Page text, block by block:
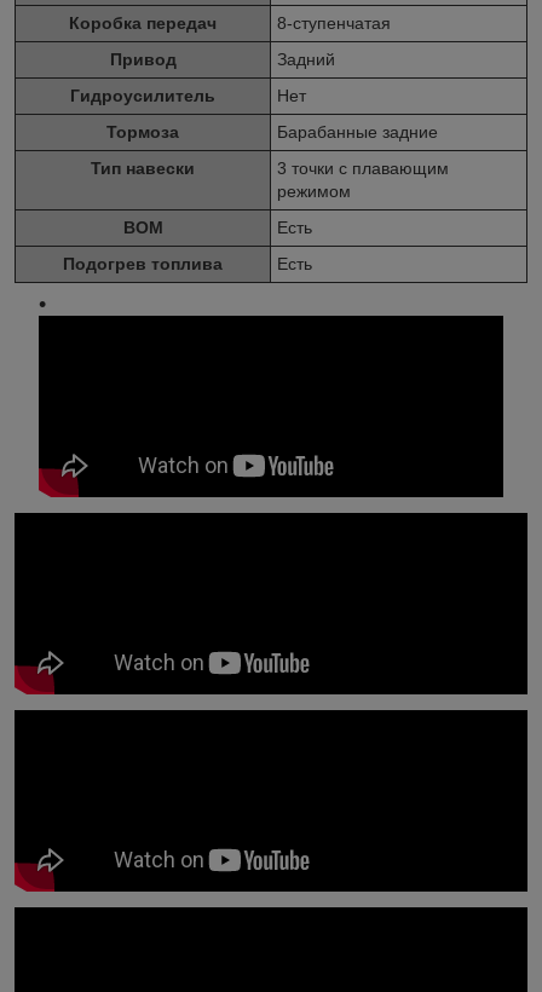
Коробка передач
8-ступенчатая
Привод
Задний
Гидроусилитель
Нет
Тормоза
Барабанные задние
Тип навески
3 точки с плавающим
режимом
ВОМ
Есть
Подогрев топлива
Есть